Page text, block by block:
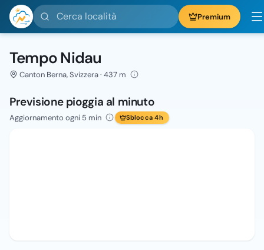
Cerca località Premium
Tempo Nidau
Canton Berna, Svizzera · 437 m
Previsione pioggia al minuto
Aggiornamento ogni 5 min Sblocca 4h